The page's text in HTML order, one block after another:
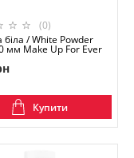
(0)
біла / White Powder
мм Make Up For Ever
Купити